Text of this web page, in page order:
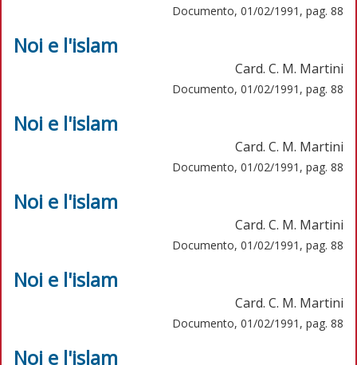
Documento, 01/02/1991, pag. 88
Noi e l'islam
Card. C. M. Martini
Documento, 01/02/1991, pag. 88
Noi e l'islam
Card. C. M. Martini
Documento, 01/02/1991, pag. 88
Noi e l'islam
Card. C. M. Martini
Documento, 01/02/1991, pag. 88
Noi e l'islam
Card. C. M. Martini
Documento, 01/02/1991, pag. 88
Noi e l'islam